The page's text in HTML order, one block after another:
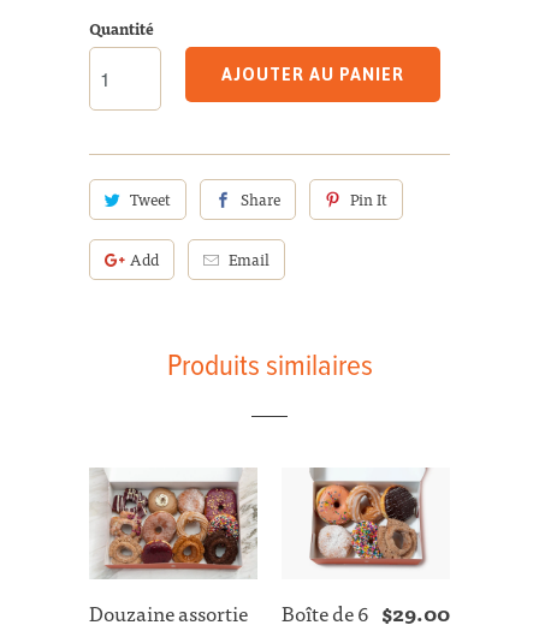
Quantité
AJOUTER AU PANIER
Tweet Share Pin It
Add Email
Produits similaires
Douzaine assortie
Boîte de 6 $29.00